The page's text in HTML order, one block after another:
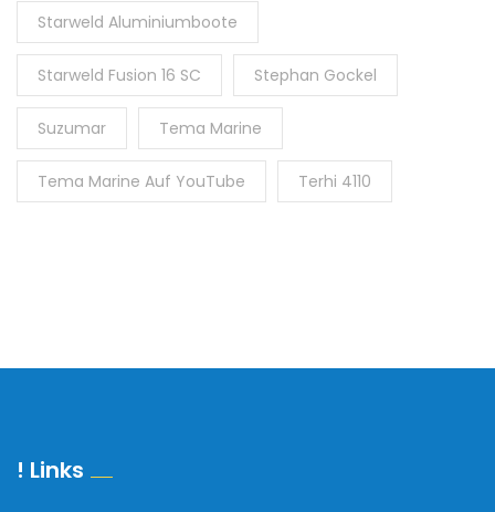
Starweld Aluminiumboote
Starweld Fusion 16 SC Stephan Gockel
Suzumar Tema Marine
Tema Marine Auf YouTube Terhi 4110
! Links